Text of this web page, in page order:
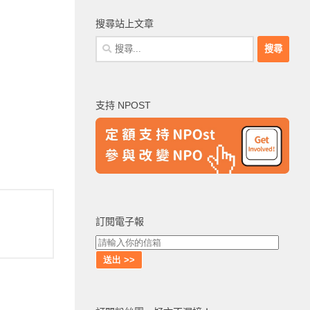
搜尋站上文章
搜
尋
字:
支持 NPOST
訂閱電子報